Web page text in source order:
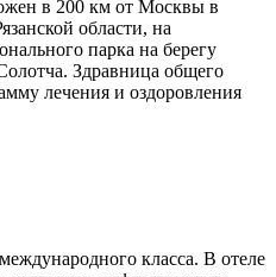
в 200 км от Москвы в
области, на
парка на берегу
Здравница общего
лечения и оздоровления
класса. В отеле